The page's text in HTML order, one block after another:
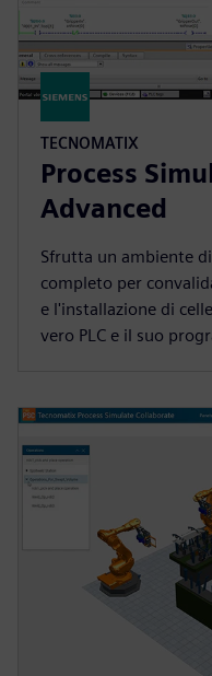
TECNOMATIX
Process
Advanced
Sfrutta un ambiente
completo per
e l'installazione di
vero PLC e il suo